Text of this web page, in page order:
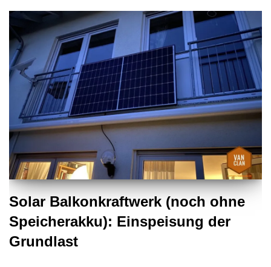
Solar Balkonkraftwerk (noch ohne
Speicherakku): Einspeisung der
Grundlast